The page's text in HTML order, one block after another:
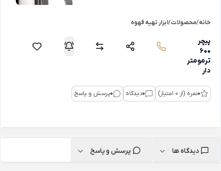
خانه/محصولات/ابزار تهیه قهوه
پیچر
600
ترمومتر
دار
0نمره (از 0 امتیاز) 0دیدگاه 0پرسش و پاسخ
دیدگاه ها پرسش و پاسخ